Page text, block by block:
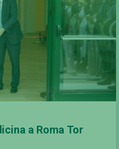
a Roma Tor